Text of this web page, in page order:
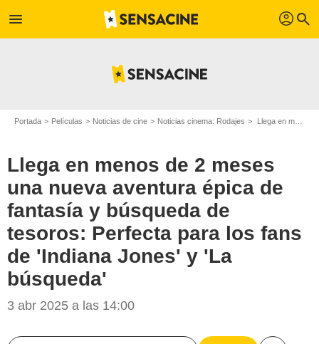
menu profil search
Portada Películas Noticias de cine Noticias cinema: Rodajes Llega en menos de 2 meses una nueva aventura épica de fantasía y búsqueda de tesoros: Perfecta para los fans de 'Indiana Jones' y 'La búsqueda'
Llega en menos de 2 meses
una nueva aventura épica de
fantasía y búsqueda de
tesoros: Perfecta para los fans
de 'Indiana Jones' y 'La
búsqueda'
3 abr 2025 a las 14:00